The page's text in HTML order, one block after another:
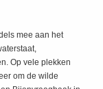
mee aan het
Op vele plekken
om de wilde